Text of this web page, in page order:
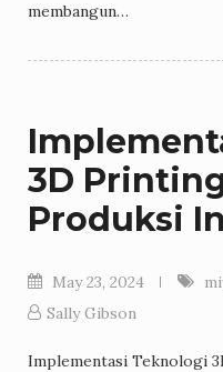
membangun…
3D
Produksi
May 23, 2024
Sally Gibson
Implementasi Teknologi